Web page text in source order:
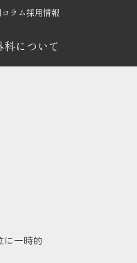
コラム採用情報
について
一時的